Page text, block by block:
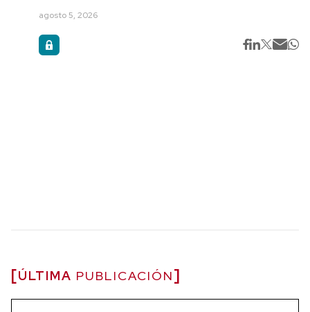
agosto 5, 2026
ÚLTIMA PUBLICACIÓN